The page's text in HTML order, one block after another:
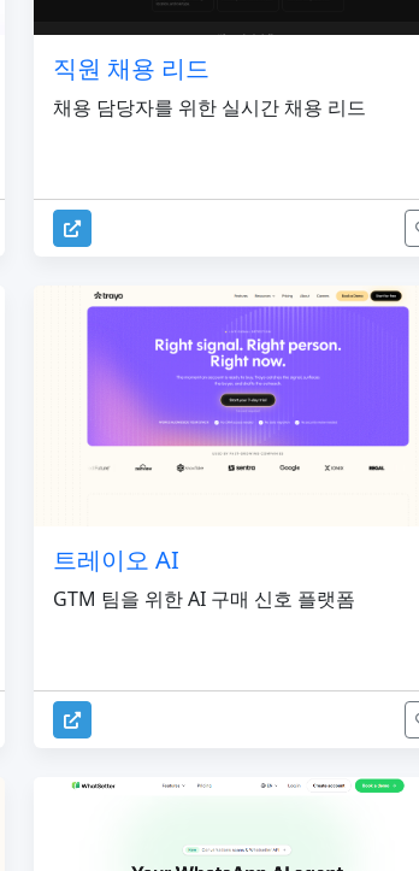
직원 채용 리드
채용 담당자를 위한 실시간 채용 리드
트레이오 AI
GTM 팀을 위한 AI 구매 신호 플랫폼